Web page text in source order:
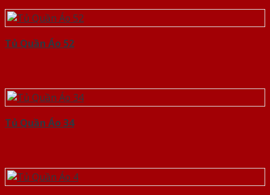
Tủ Quần Áo 52
Tủ Quần Áo 34